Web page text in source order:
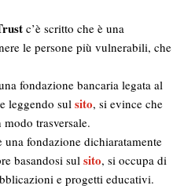
c’è scritto che è una
le persone più vulnerabili, che
fondazione bancaria legata al
leggendo sul sito, si evince che
trasversale.
una fondazione dichiaratamente
basandosi sul sito, si occupa di
e progetti educativi.